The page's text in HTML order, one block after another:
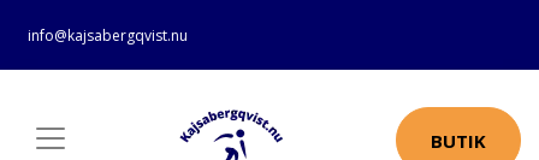
info@kajsabergqvist.nu
BUTIK